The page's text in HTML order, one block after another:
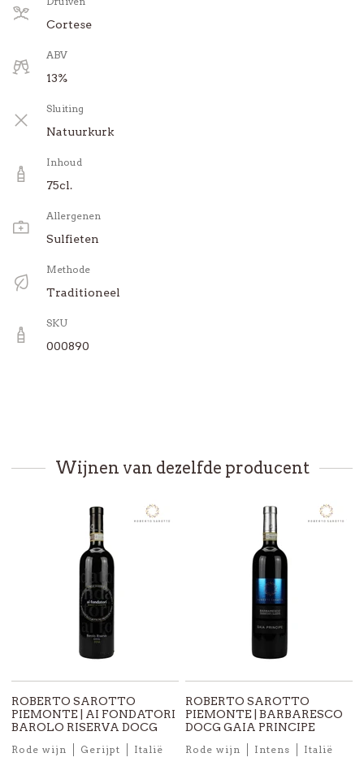
Cortese
ABV
13%
Sluiting
Natuurkurk
Inhoud
75cl.
Allergenen
Sulfieten
Methode
Traditioneel
SKU
000890
Wijnen van dezelfde producent
ROBERTO SAROTTO
PIEMONTE | AI FONDATORI
BAROLO RISERVA DOCG
Rode wijn Gerijpt
Italië
ROBERTO SAROTTO
PIEMONTE | BARBARESCO
DOCG GAIA PRINCIPE
Rode wijn Intens
Italië